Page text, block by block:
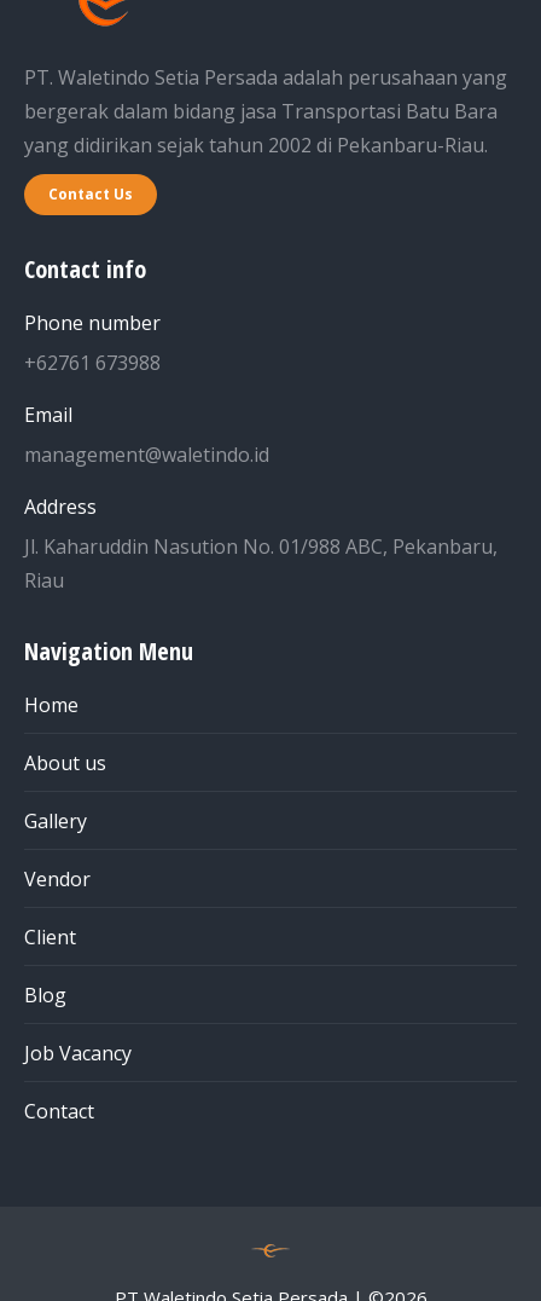
PT. Waletindo Setia Persada adalah perusahaan yang
bergerak dalam bidang jasa Transportasi Batu Bara
yang didirikan sejak tahun 2002 di Pekanbaru-Riau.
Contact Us
Contact info
Phone number
+62761 673988
Email
management@waletindo.id
Address
Jl. Kaharuddin Nasution No. 01/988 ABC, Pekanbaru,
Riau
Navigation Menu
Home
About us
Gallery
Vendor
Client
Blog
Job Vacancy
Contact